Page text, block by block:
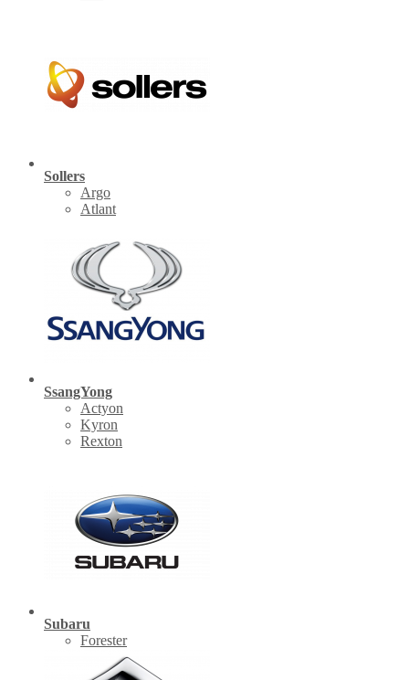
Sollers
Argo
Atlant
SsangYong
Actyon
Kyron
Rexton
Subaru
Forester